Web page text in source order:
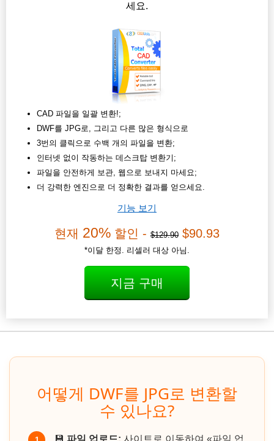
세요.
CAD 파일을 일괄 변환!;
DWF를 JPG로, 그리고 다른 많은 형식으로
3번의 클릭으로 수백 개의 파일을 변환;
인터넷 없이 작동하는 데스크탑 변환기;
파일을 안전하게 보관, 웹으로 보내지 마세요;
더 강력한 엔진으로 더 정확한 결과를 얻으세요.
기능 보기
현재 20% 할인 - $129.90 $90.93
*이달 한정. 리셀러 대상 아님.
지금 구매
어떻게 DWF를 JPG로 변환할
수 있나요?